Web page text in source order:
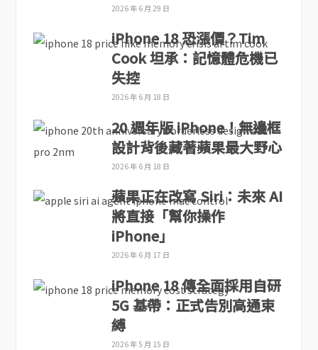
2026 年 6 月 29 日
iPhone 18 恐漲價？Tim
Cook 坦承：記憶體危機已
失控
2026 年 6 月 18 日
20 週年版 iPhone！無邊框
設計背後藏著蘋果最大野心
2026 年 6 月 18 日
蘋果正在改寫 Siri：未來 AI
將直接「幫你操作
iPhone」
2026 年 6 月 17 日
iPhone 18 傳全面採用自研
5G 基帶：正式告別高通束
縛
2026 年 5 月 15 日